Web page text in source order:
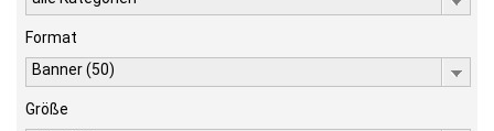
Format
Banner (50)
Größe